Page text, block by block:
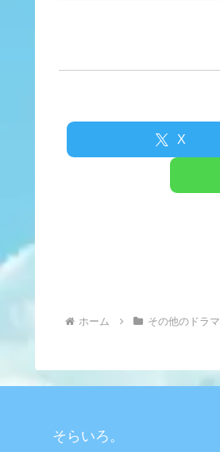
X
ホーム その他のドラマ
そらいろ。